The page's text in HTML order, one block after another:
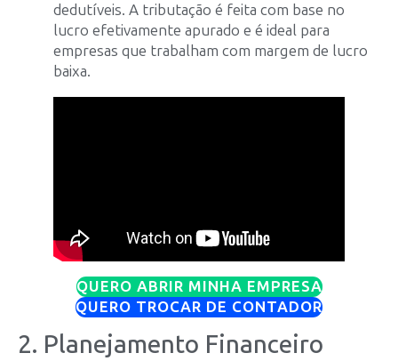
dedutíveis. A tributação é feita com base no
lucro efetivamente apurado e é ideal para
empresas que trabalham com margem de lucro
baixa.
QUERO ABRIR MINHA EMPRESA
QUERO TROCAR DE CONTADOR
2. Planejamento Financeiro